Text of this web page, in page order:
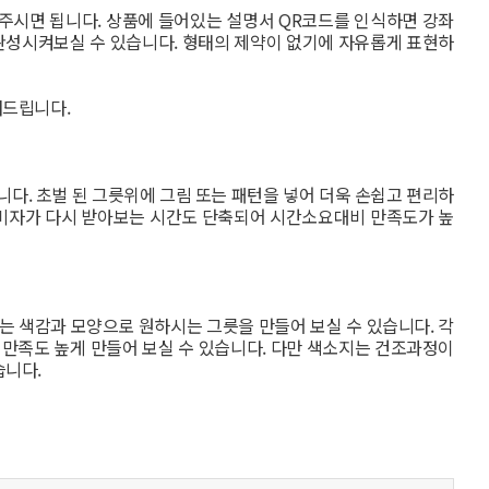
면 됩니다. 상품에 들어있는 설명서 QR코드를 인식하면 강좌
시켜보실 수 있습니다. 형태의 제약이 없기에 자유롭게 표현하
립니다.
. 초벌 된 그릇위에 그림 또는 패턴을 넣어 더욱 손쉽고 편리하
가 다시 받아보는 시간도 단축되어 시간소요대비 만족도가 높
색감과 모양으로 원하시는 그릇을 만들어 보실 수 있습니다. 각
족도 높게 만들어 보실 수 있습니다. 다만 색소지는 건조과정이
니다.